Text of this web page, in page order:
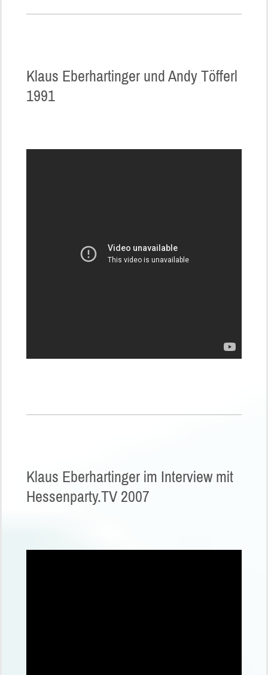
Klaus Eberhartinger und Andy Töfferl
1991
Klaus Eberhartinger im Interview mit
Hessenparty.TV 2007